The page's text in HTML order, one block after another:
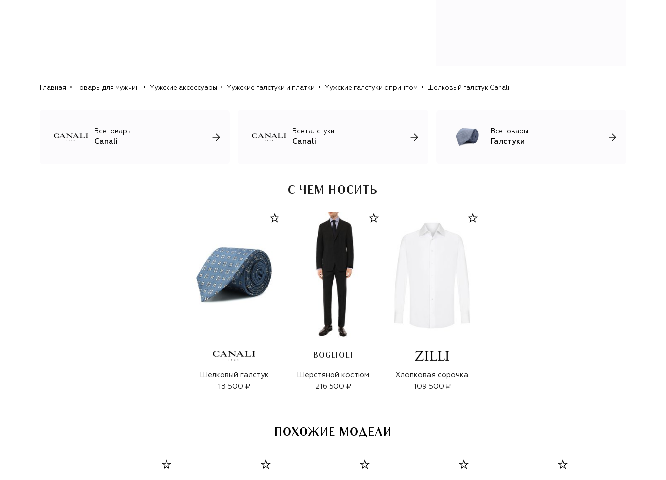
орнаментами, головными уборами и перчатками,
Главная Товары для мужчин Мужские аксессуары Мужские галстуки и платки Мужские галстуки с принтом Шелковый галстук Canali
Все товары
Canali
Все галстуки
Canali
Все товары
Галстуки
С ЧЕМ НОСИТЬ
Шелковый галстук
18 500 ₽
BOGLIOLI
Шерстяной костюм
216 500 ₽
Хлопковая сорочка
109 500 ₽
ПОХОЖИЕ МОДЕЛИ